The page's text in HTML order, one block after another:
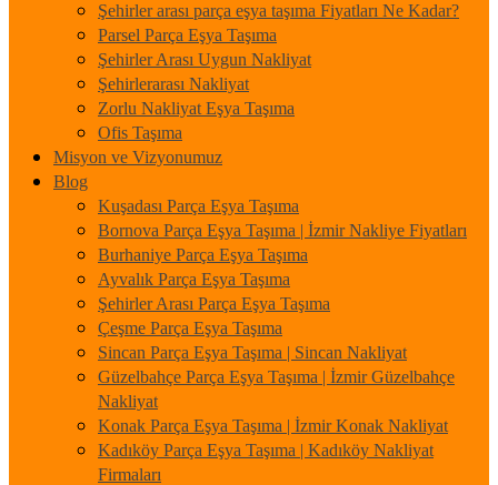
Şehirler arası parça eşya taşıma Fiyatları Ne Kadar?
Parsel Parça Eşya Taşıma
Şehirler Arası Uygun Nakliyat
Şehirlerarası Nakliyat
Zorlu Nakliyat Eşya Taşıma
Ofis Taşıma
Misyon ve Vizyonumuz
Blog
Kuşadası Parça Eşya Taşıma
Bornova Parça Eşya Taşıma | İzmir Nakliye Fiyatları
Burhaniye Parça Eşya Taşıma
Ayvalık Parça Eşya Taşıma
Şehirler Arası Parça Eşya Taşıma
Çeşme Parça Eşya Taşıma
Sincan Parça Eşya Taşıma | Sincan Nakliyat
Güzelbahçe Parça Eşya Taşıma | İzmir Güzelbahçe
Nakliyat
Konak Parça Eşya Taşıma | İzmir Konak Nakliyat
Kadıköy Parça Eşya Taşıma | Kadıköy Nakliyat
Firmaları